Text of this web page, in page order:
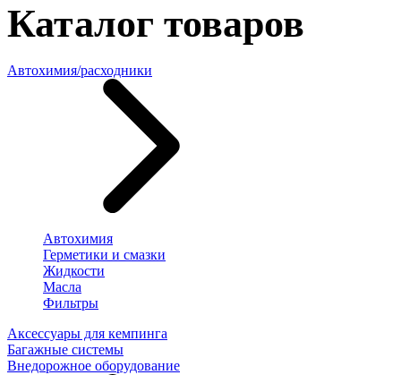
Каталог товаров
Автохимия/расходники
Автохимия
Герметики и смазки
Жидкости
Масла
Фильтры
Аксессуары для кемпинга
Багажные системы
Внедорожное оборудование